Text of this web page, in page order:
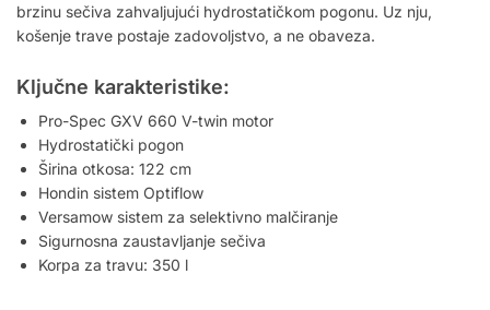
brzinu sečiva zahvaljujući hydrostatičkom pogonu. Uz nju,
košenje trave postaje zadovoljstvo, a ne obaveza.
Ključne karakteristike:
Pro-Spec GXV 660 V-twin motor
Hydrostatički pogon
Širina otkosa: 122 cm
Hondin sistem Optiflow
Versamow sistem za selektivno malčiranje
Sigurnosna zaustavljanje sečiva
Korpa za travu: 350 l